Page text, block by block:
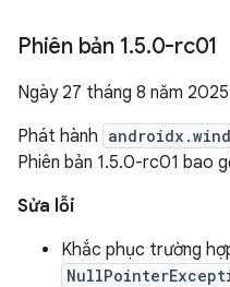
Phiên bản 1.5.0-rc01
Ngày 27 tháng 8 năm 2025
Phát hành
Phiên bản 1.5.0-rc01 bao
Sửa lỗi
Khắc phục trường